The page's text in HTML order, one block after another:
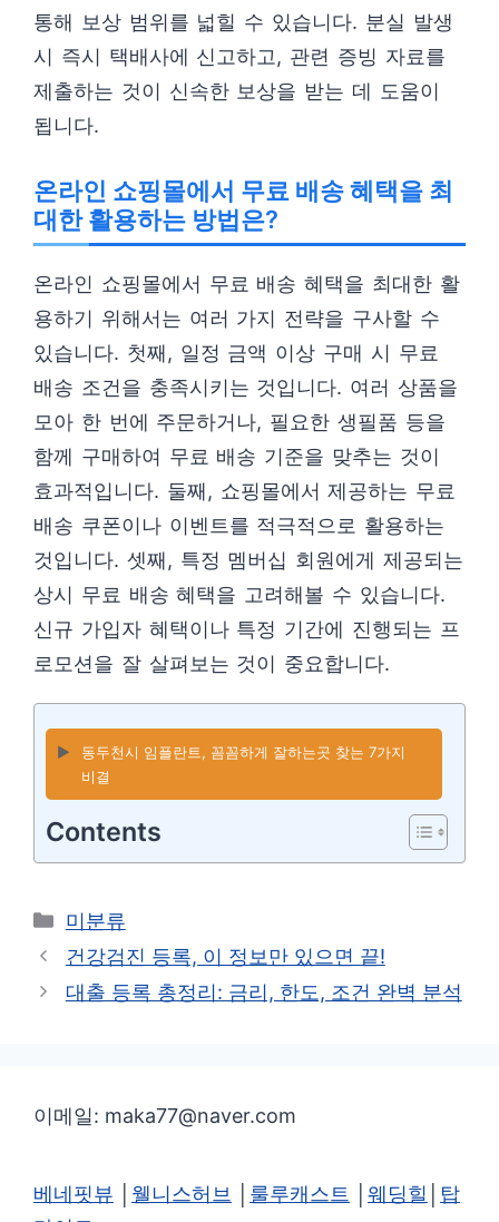
통해 보상 범위를 넓힐 수 있습니다. 분실 발생
시 즉시 택배사에 신고하고, 관련 증빙 자료를
제출하는 것이 신속한 보상을 받는 데 도움이
됩니다.
온라인 쇼핑몰에서 무료 배송 혜택을 최
대한 활용하는 방법은?
온라인 쇼핑몰에서 무료 배송 혜택을 최대한 활
용하기 위해서는 여러 가지 전략을 구사할 수
있습니다. 첫째, 일정 금액 이상 구매 시 무료
배송 조건을 충족시키는 것입니다. 여러 상품을
모아 한 번에 주문하거나, 필요한 생필품 등을
함께 구매하여 무료 배송 기준을 맞추는 것이
효과적입니다. 둘째, 쇼핑몰에서 제공하는 무료
배송 쿠폰이나 이벤트를 적극적으로 활용하는
것입니다. 셋째, 특정 멤버십 회원에게 제공되는
상시 무료 배송 혜택을 고려해볼 수 있습니다.
신규 가입자 혜택이나 특정 기간에 진행되는 프
로모션을 잘 살펴보는 것이 중요합니다.
▶️
동두천시 임플란트, 꼼꼼하게 잘하는곳 찾는 7가지
비결
Contents
카
테
리
미분류
건강검진 등록, 이 정보만 있으면 끝!
대출 등록 총정리: 금리, 한도, 조건 완벽 분석
이메일: maka77@naver.com
베네핏뷰 웰니스허브 룰루캐스트 웨딩힐
탑